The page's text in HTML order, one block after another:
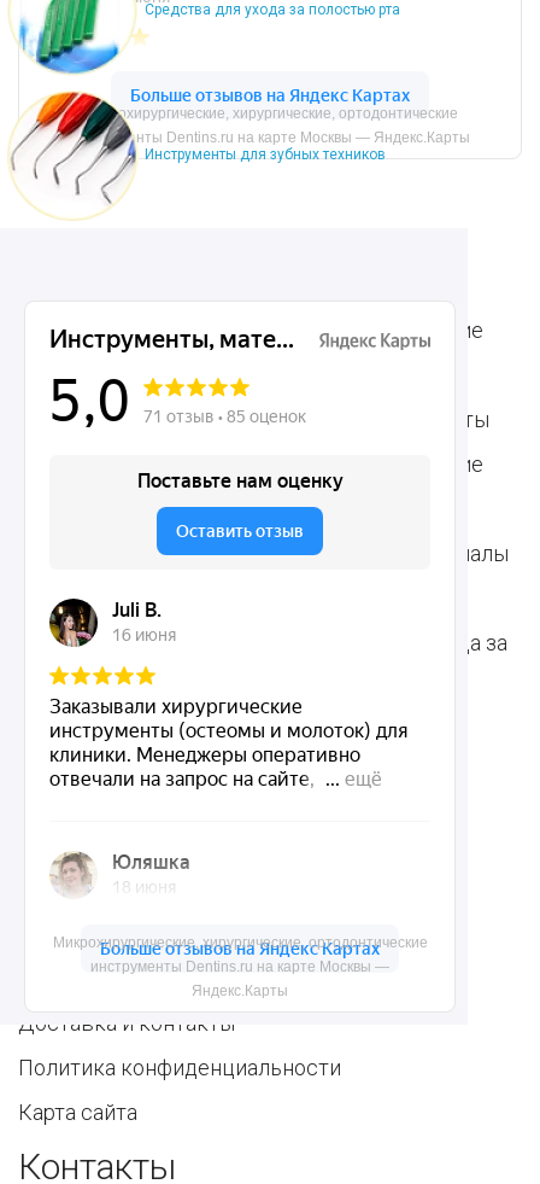
Средства для ухода за полостью рта
Инструменты для зубных техников
Микрохирургические, хирургические, ортодонтические
инструменты Dentins.ru на карте Москвы —
Яндекс.Карты
Микрохирургические, хирургические, ортодонтические
инструменты Dentins.ru на карте Москвы — Яндекс.Карты
Популярные наборы
Хирургические
инструменты
Ортодонтические
инструменты
Терапевтические
инструменты
Ортопедические
инструменты
Стоматологические
Общие инструменты
Стоматологические
материалы
Расходные материалы
Средства для ухода за
Зубным техникам
Dentins.ru
Акции
Доставка и контакты
Политика конфиденциальности
Карта сайта
Контакты